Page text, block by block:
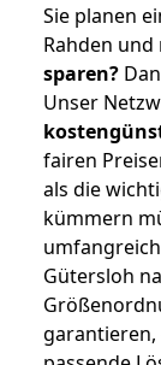
Sie planen
Rahden
sparen?
Unser
fairen
als die
kümmern
Gütersloh
garantieren,